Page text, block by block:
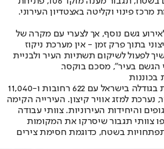
פינוי וקליטה באצטדיון העירוני.
גשם נוסף, אך לצערי עם מקרה של
בתוך פרק זמן - אין מערכת ניקוז
לפעול לשיקום תשתיות העיר ולבניית
הגשם בעיר", מסכם בוקסר.
בכוננות
עיריית אשדוד, העיר החמישית בגודלה בישראל עם 622 רחובות ו-11,040
נערכת למזג אוויר קיצון. העירייה הקימה
והיחידות העירוניות. צוותי עבודה
צוותי תגבור שיסרקו את המקומות
בשטח, כדוגמת חסימת צירים